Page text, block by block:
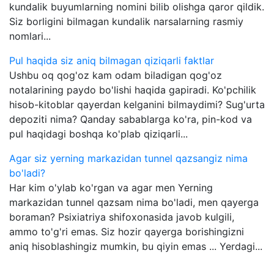
kundalik buyumlarning nomini bilib olishga qaror qildik.
Siz borligini bilmagan kundalik narsalarning rasmiy
nomlari...
Pul haqida siz aniq bilmagan qiziqarli faktlar
Ushbu oq qog'oz kam odam biladigan qog'oz
notalarining paydo bo'lishi haqida gapiradi. Ko'pchilik
hisob-kitoblar qayerdan kelganini bilmaydimi? Sug'urta
depoziti nima? Qanday sabablarga ko'ra, pin-kod va
pul haqidagi boshqa ko'plab qiziqarli...
Agar siz yerning markazidan tunnel qazsangiz nima
bo'ladi?
Har kim o'ylab ko'rgan va agar men Yerning
markazidan tunnel qazsam nima bo'ladi, men qayerga
boraman? Psixiatriya shifoxonasida javob kulgili,
ammo to'g'ri emas. Siz hozir qayerga borishingizni
aniq hisoblashingiz mumkin, bu qiyin emas ... Yerdagi...